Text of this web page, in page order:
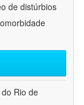
de distúrbios
Rio de